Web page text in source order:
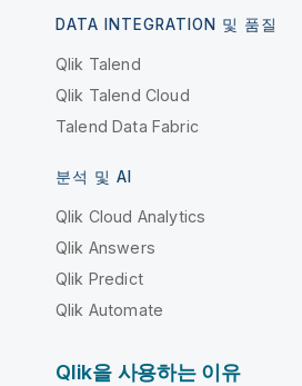
DATA INTEGRATION 및 품질
Qlik Talend
Qlik Talend Cloud
Talend Data Fabric
분석 및 AI
Qlik Cloud Analytics
Qlik Answers
Qlik Predict
Qlik Automate
Qlik을 사용하는 이유